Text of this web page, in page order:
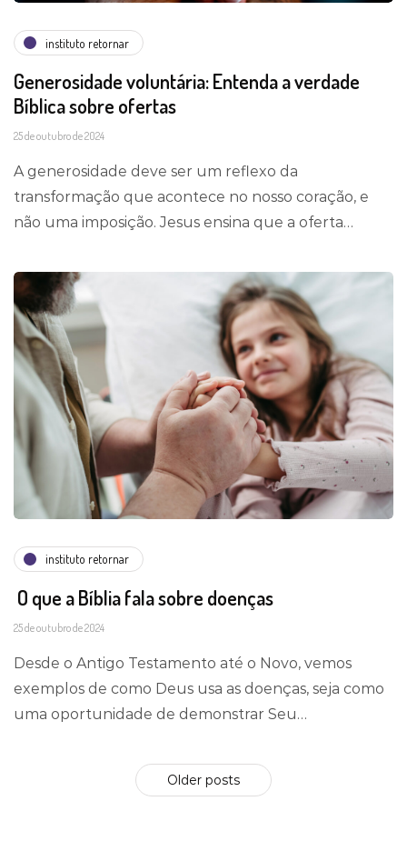
instituto retornar
Generosidade voluntária: Entenda a verdade
Bíblica sobre ofertas
25 de outubro de 2024
A generosidade deve ser um reflexo da
transformação que acontece no nosso coração, e
não uma imposição. Jesus ensina que a oferta…
instituto retornar
O que a Bíblia fala sobre doenças
25 de outubro de 2024
Desde o Antigo Testamento até o Novo, vemos
exemplos de como Deus usa as doenças, seja como
uma oportunidade de demonstrar Seu…
Older posts